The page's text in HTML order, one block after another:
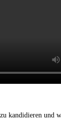
kandidieren und